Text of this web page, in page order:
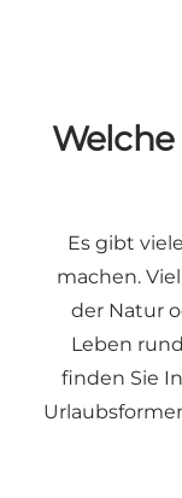
Welche
Es gibt
machen.
der Natur
Leben
finden Sie